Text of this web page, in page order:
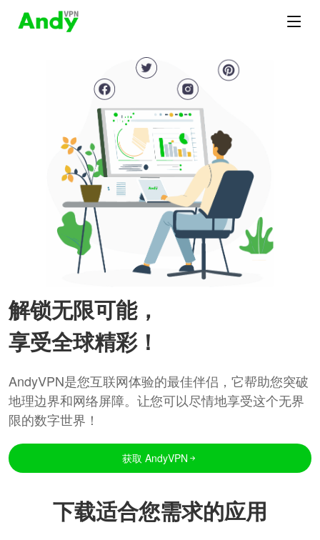
解锁无限可能，
享受全球精彩！
AndyVPN是您互联网体验的最佳伴侣，它帮助您突破
地理边界和网络屏障。让您可以尽情地享受这个无界
限的数字世界！
获取 AndyVPN
下载适合您需求的应用